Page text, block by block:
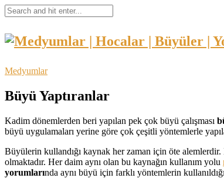
Medyumlar
Büyü Yaptıranlar
Kadim dönemlerden beri yapılan pek çok büyü çalışması
büyü uygulamaları yerine göre çok çeşitli yöntemlerle
Büyülerin kullandığı kaynak her zaman için öte
olmaktadır. Her daim aynı olan bu kaynağın kullanım yolu
yorumlarında aynı büyü için farklı yöntemlerin